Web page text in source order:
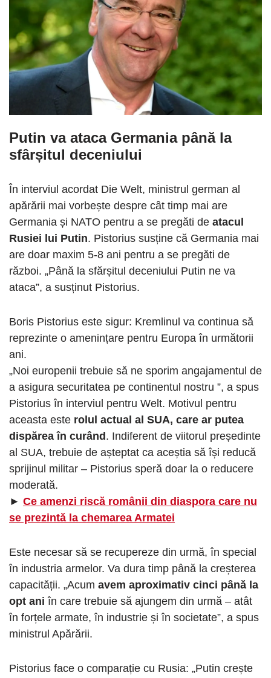
Putin va ataca Germania până la
sfârșitul deceniului
În interviul acordat Die Welt, ministrul german al
apărării mai vorbește despre cât timp mai are
Germania și NATO pentru a se pregăti de atacul
Rusiei lui Putin. Pistorius susține că Germania mai
are doar maxim 5-8 ani pentru a se pregăti de
război. „Până la sfărșitul deceniului Putin ne va
ataca”, a susținut Pistorius.
Boris Pistorius este sigur: Kremlinul va continua să
reprezinte o amenințare pentru Europa în următorii
ani.
„Noi europenii trebuie să ne sporim angajamentul de
a asigura securitatea pe continentul nostru ”, a spus
Pistorius în interviul pentru Welt. Motivul pentru
aceasta este rolul actual al SUA, care ar putea
dispărea în curând. Indiferent de viitorul președinte
al SUA, trebuie de așteptat ca aceștia să își reducă
sprijinul militar – Pistorius speră doar la o reducere
moderată.
► Ce amenzi riscă românii din diaspora care nu
se prezintă la chemarea Armatei
Este necesar să se recupereze din urmă, în special
în industria armelor. Va dura timp până la creșterea
capacității. „Acum avem aproximativ cinci până la
opt ani în care trebuie să ajungem din urmă – atât
în ​​forțele armate, în industrie și în societate”, a spus
ministrul Apărării.
Pistorius face o comparație cu Rusia: „Putin crește